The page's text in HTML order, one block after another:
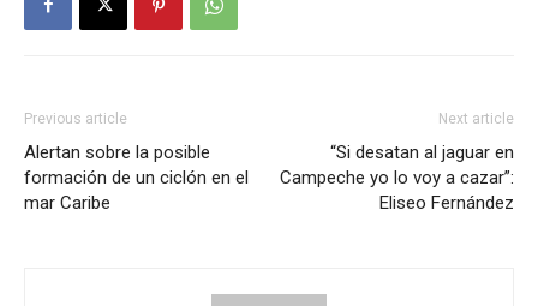
Previous article
Alertan sobre la posible
formación de un ciclón en el
mar Caribe
Next article
“Si desatan al jaguar en
Campeche yo lo voy a cazar”:
Eliseo Fernández